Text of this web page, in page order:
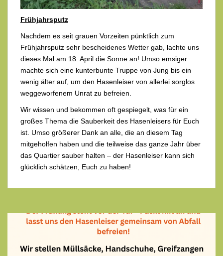
Frühjahrsputz
Nachdem es seit grauen Vorzeiten pünktlich zum
Frühjahrsputz sehr bescheidenes Wetter gab, lachte uns
dieses Mal am 18. April die Sonne an! Umso emsiger
machte sich eine kunterbunte Truppe von Jung bis ein
wenig älter auf, um den Hasenleiser von allerlei sorglos
weggeworfenem Unrat zu befreien.
Wir wissen und bekommen oft gespiegelt, was für ein
großes Thema die Sauberkeit des Hasenleisers für Euch
ist. Umso größerer Dank an alle, die an diesem Tag
mitgeholfen haben und die teilweise das ganze Jahr über
das Quartier sauber halten – der Hasenleiser kann sich
glücklich schätzen, Euch zu haben!